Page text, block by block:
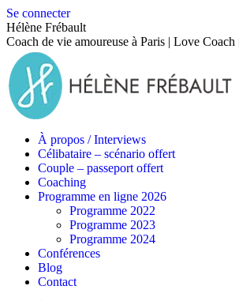
Se connecter
Hélène Frébault
Coach de vie amoureuse à Paris | Love Coach
À propos / Interviews
Célibataire – scénario offert
Couple – passeport offert
Coaching
Programme en ligne 2026
Programme 2022
Programme 2023
Programme 2024
Conférences
Blog
Contact